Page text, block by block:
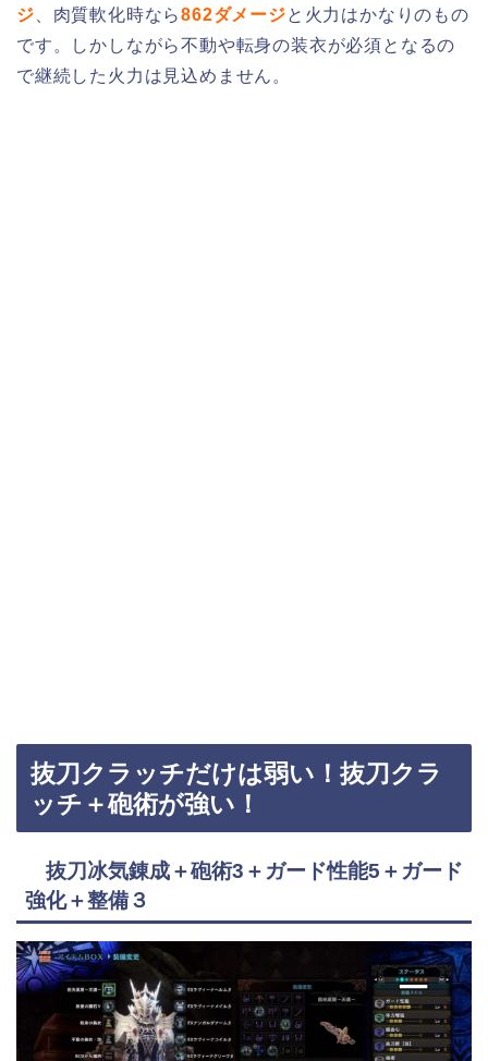
ジ 、肉質軟化時なら862ダメージと火力はかなりのもの
です。しかしながら不動や転身の装衣が必須となるの
で継続した火力は見込めません。
抜刀クラッチだけは弱い！抜刀クラ
ッチ＋砲術が強い！
抜刀冰気錬成＋砲術3＋ガード性能5＋ガード
強化＋整備３